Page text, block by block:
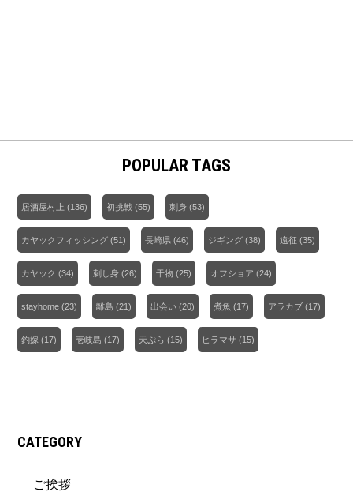
POPULAR TAGS
居酒屋村上 (136) 初挑戦 (55) 刺身 (53)
カヤックフィッシング (51) 長崎県 (46) ジギング (38) 遠征 (35)
カヤック (34) 刺し身 (26) 干物 (25) オフショア (24)
stayhome (23) 離島 (21) 出会い (20) 煮魚 (17) アラカブ (17)
釣嫁 (17) 壱岐島 (17) 天ぷら (15) ヒラマサ (15)
CATEGORY
ご挨拶